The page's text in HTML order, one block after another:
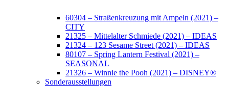
60304 – Straßenkreuzung mit Ampeln (2021) –
CITY
21325 – Mittelalter Schmiede (2021) – IDEAS
21324 – 123 Sesame Street (2021) – IDEAS
80107 – Spring Lantern Festival (2021) –
SEASONAL
21326 – Winnie the Pooh (2021) – DISNEY®
Sonderausstellungen